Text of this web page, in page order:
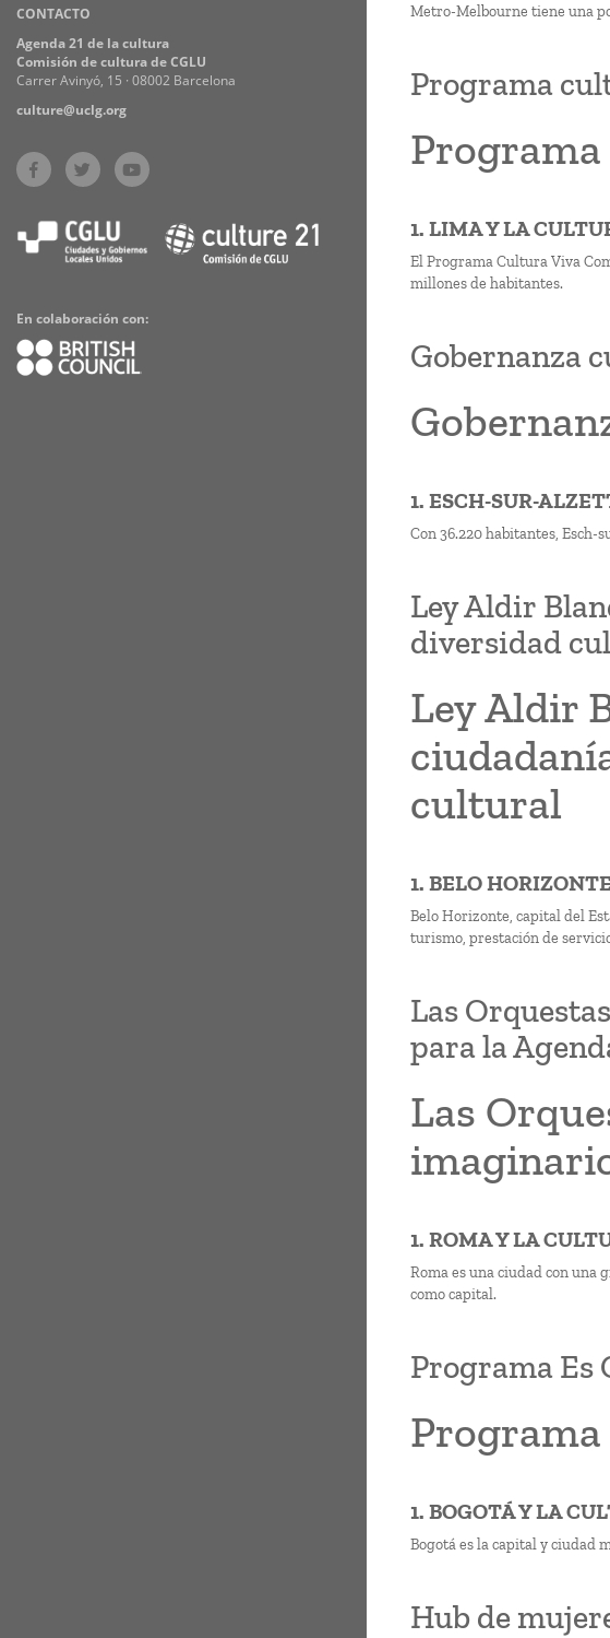
Practices
CONTACTO
Agenda 21 de la cultura
Comisión de cultura de CGLU
Carrer Avinyó, 15 · 08002 Barcelona
culture@uclg.org
En colaboración con:
Metro-Melbourne tiene una
Programa
1. LIMA Y LA
El Programa Cultura Viva
millones de habitantes.
Gobernanza
1. ESCH-SUR-
Con 36.220 habitantes,
Ley Aldir
diversidad
Ley Aldir
cultural
1. BELO
Belo Horizonte, capital del
turismo, prestación de
Las
para la
Las
1. ROMA Y LA
Roma es una ciudad con una
como capital.
Programa Es
1. BOGOTÁ Y LA
Bogotá es la capital y ciudad
Hub de